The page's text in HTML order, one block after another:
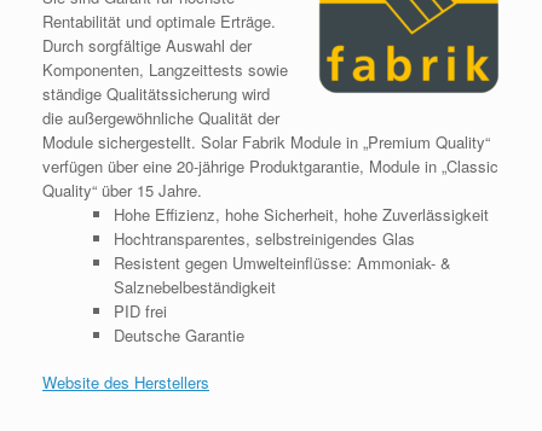
Rentabilität und optimale Erträge.
Durch sorgfältige Auswahl der
Komponenten, Langzeittests sowie
ständige Qualitätssicherung wird
die außergewöhnliche Qualität der
Module sichergestellt. Solar Fabrik Module in „Premium Quality“
verfügen über eine 20-jährige Produktgarantie, Module in „Classic
Quality“ über 15 Jahre.
Hohe Effizienz, hohe Sicherheit, hohe Zuverlässigkeit
Hochtransparentes, selbstreinigendes Glas
Resistent gegen Umwelteinflüsse: Ammoniak- &
Salznebelbeständigkeit
PID frei
Deutsche Garantie
Website des Herstellers